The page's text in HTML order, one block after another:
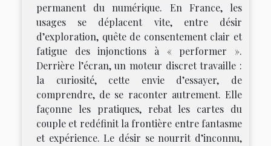
permanent du numérique. En France, les
usages se déplacent vite, entre désir
d’exploration, quête de consentement clair et
fatigue des injonctions à « performer ».
Derrière l’écran, un moteur discret travaille :
la curiosité, cette envie d’essayer, de
comprendre, de se raconter autrement. Elle
façonne les pratiques, rebat les cartes du
couple et redéfinit la frontière entre fantasme
et expérience. Le désir se nourrit d’inconnu,